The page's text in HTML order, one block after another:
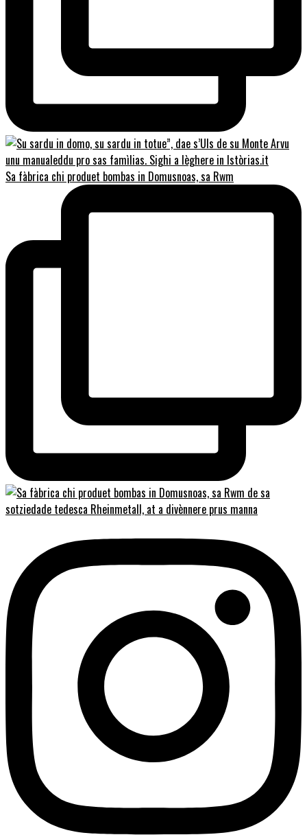
Sa fàbrica chi produet bombas in Domusnoas, sa Rwm